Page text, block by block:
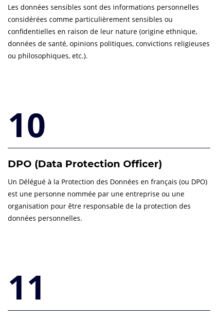
Les données sensibles sont des informations personnelles
considérées comme particulièrement sensibles ou
confidentielles en raison de leur nature (origine ethnique,
données de santé, opinions politiques, convictions religieuses
ou philosophiques, etc.).
10
DPO (Data Protection Officer)
Un Délégué à la Protection des Données en français (ou DPO)
est une personne nommée par une entreprise ou une
organisation pour être responsable de la protection des
données personnelles.
11